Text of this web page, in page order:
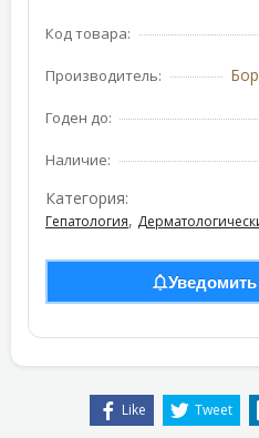
Код товара:
Производитель:
Годен до:
Наличие:
Категория:
Гепатология,
Like Tweet